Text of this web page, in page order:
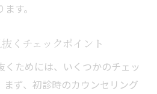
す。
くチェックポイント
くためには、いくつかのチェッ
まず、初診時のカウンセリング